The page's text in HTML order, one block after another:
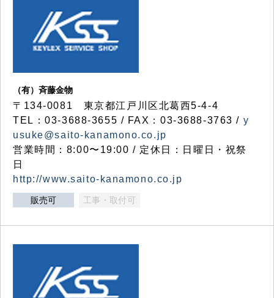
（有）斉藤金物
〒134-0081 東京都江戸川区北葛西5-4-4
TEL：03-3688-3655 / FAX：03-3688-3763 / y
usuke@saito-kanamono.co.jp
営業時間：8:00〜19:00 / 定休日：日曜日・祝祭
日
http://www.saito-kanamono.co.jp
販売可 工事・取付可